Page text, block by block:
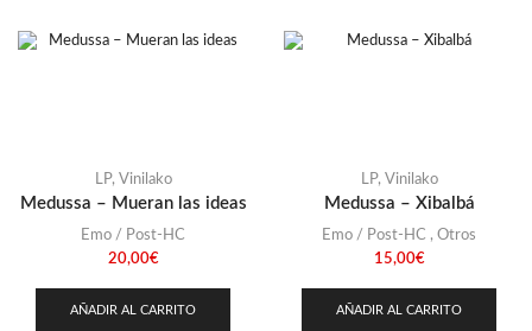
LP, Vinilako
Medussa – Mueran las ideas
Emo / Post-HC
20,00€
AÑADIR AL CARRITO
LP, Vinilako
Medussa – Xibalbá
Emo / Post-HC , Otros
15,00€
AÑADIR AL CARRITO